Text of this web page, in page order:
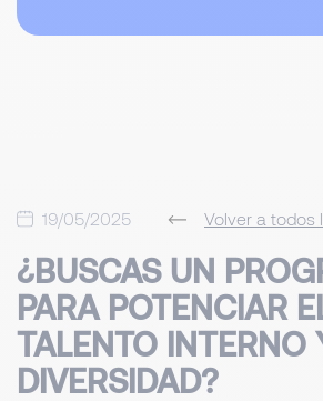
19/05/2025 Volver a todos
¿BUSCAS UN
PARA POTENCIAR
TALENTO INTERNO
DIVERSIDAD?